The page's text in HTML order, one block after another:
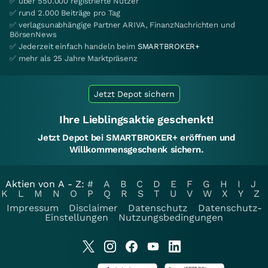
✅ rund 2.000 Beiträge pro Tag
✅ verlagsunabhängige Partner ARIVA, FinanzNachrichten und
BörsenNews
✅ Jederzeit einfach handeln beim SMARTBROKER+
✅ mehr als 25 Jahre Marktpräsenz
Jetzt Depot sichern
Ihre Lieblingsaktie geschenkt!
Jetzt Depot bei SMARTBROKER+ eröffnen und
Willkommensgeschenk sichern.
Aktien von A - Z: # A B C D E F G H I
J
K
L M N O P Q R S T U V W X Y
Z
Impressum
Disclaimer Datenschutz
Datenschutz-
Einstellungen
Nutzungsbedingungen